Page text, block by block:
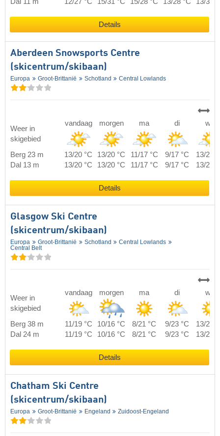
Details
Aberdeen Snowsports Centre
(skicentrum/skibaan)
Europa Groot-Brittanië Schotland Central Lowlands
Weer in
skigebied
vandaag morgen ma di wo
Berg 23 m 13/20 °C 13/20 °C 11/17 °C 9/17 °C
13/23
Dal 13 m
13/20 °C 13/20 °C 11/17 °C 9/17 °C 13/23
Details
Glasgow Ski Centre
(skicentrum/skibaan)
Europa Groot-Brittanië Schotland
Central Lowlands
Central Belt
Weer in
skigebied
vandaag morgen ma di wo
Berg 38 m 11/19 °C 10/16 °C 8/21 °C 9/23 °C
13/25
Dal 24 m
11/19 °C 10/16 °C 8/21 °C 9/23 °C 13/25
Details
Chatham Ski Centre
(skicentrum/skibaan)
Europa Groot-Brittanië Engeland Zuidoost-Engeland